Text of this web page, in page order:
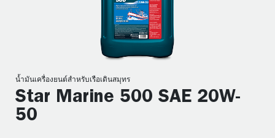
น้ำมันเครื่องยนต์สำหรับเรือเดินสมุทร
Star Marine 500 SAE 20W-
50